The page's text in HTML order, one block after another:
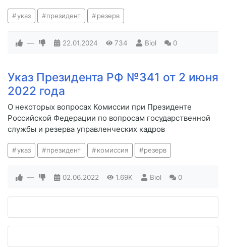
указ президент резерв
— 22.01.2024 734 Biol 0
Указ Президента РФ №341 от 2 июня
2022 года
О некоторых вопросах Комиссии при Президенте
Российской Федерации по вопросам государственной
службы и резерва управленческих кадров
указ президент комиссия резерв
— 02.06.2022 1.69K Biol 0